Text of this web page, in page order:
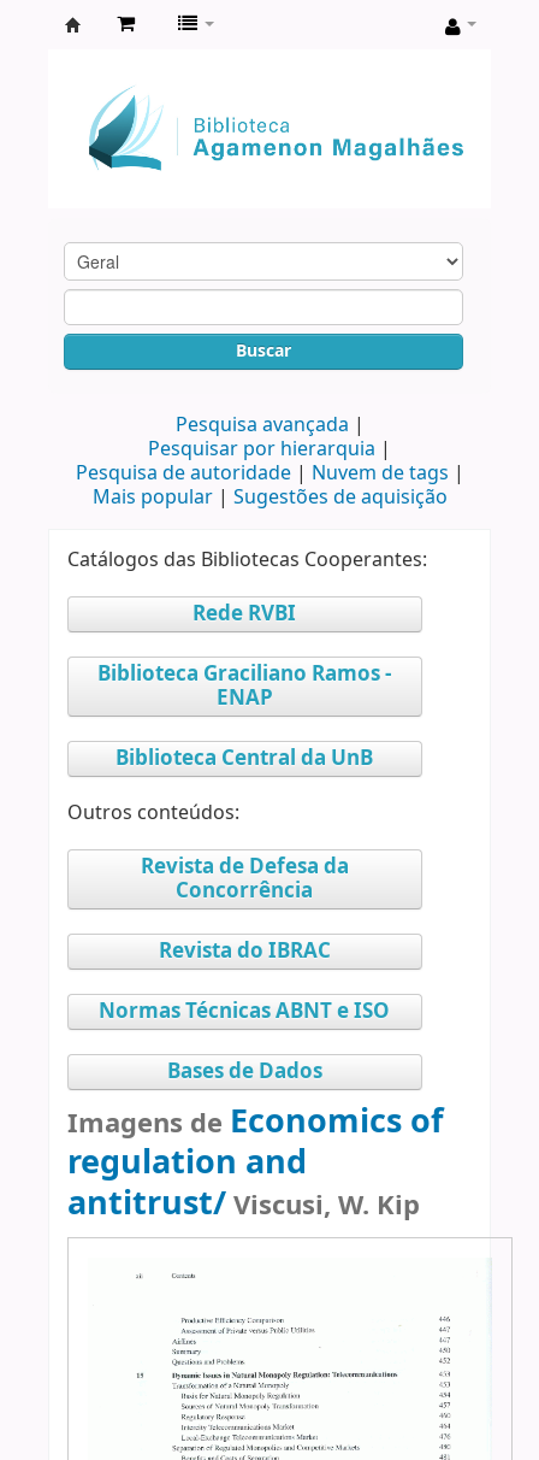
Agamenon
Magalhães
Buscar
Pesquisa avançada
Pesquisar por hierarquia
Pesquisa de autoridade
Nuvem de tags
Mais popular
Sugestões de aquisição
Catálogos das Bibliotecas Cooperantes:
Rede RVBI
Biblioteca Graciliano Ramos -
ENAP
Biblioteca Central da UnB
Outros conteúdos:
Revista de Defesa da
Concorrência
Revista do IBRAC
Normas Técnicas ABNT e ISO
Bases de Dados
Imagens de Economics of
regulation and
antitrust/Viscusi, W. Kip